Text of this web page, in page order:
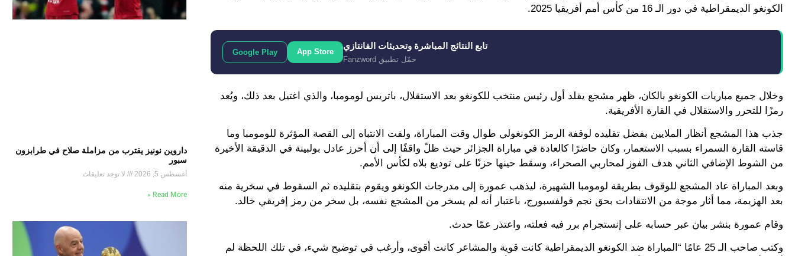
الكونغو الديمقراطية في دور الـ 16 من كأس أمم أفريقيا 2025.
تابع النتائج المباشرة وتحديثات الفانتازي
حمّل تطبيق Fanzword
App Store
Google Play
وخلال جميع مباريات الكونغو بالكان، ظهر مشجع يقلد أول رئيس منتخب للكونغو بعد الاستقلال، باتريس لومومبا، والذي اغتيل بعد ذلك، ويُعد
رمزًا للتحرر والاستقلال في القارة الأفريقية.
جذب هذا المشجع أنظار الملايين بفضل تقليده لوقفة الرمز الكونغولي طوال وقت المباراة، ولفت الانتباه إلى القصة المؤثرة للومومبا وما
قاسته القارة السمراء بسبب الاستعمار، وكان حاضرًا كالعادة في مباراة الجزائر حيث ظلّ واقفًا إلى أن أحرز عادل بولبينة في الدقيقة الأخيرة
من الشوط الإضافي الثاني هدف الفوز لمحاربي الصحراء، وسقط حينها حزنًا على توديع بلاه لكأس الأمم.
وبعد المباراة عاد المشجع للوقوف بطريقة لومومبا الشهيرة، ليذهب عمورة إلى مدرجات الكونغو ويقوم بتقليده ثم السقوط في سخرية منه
بعد الهزيمة، مما أثار موجة من الانتقادات بحق نجم فولفسبورج، باعتبار أنه لم يسخر من المشجع نفسه، بل سخر من رمز إفريقي خالد.
وقام عمورة بنشر بيان عبر حسابه على إنستجرام برر فيه فعلته، واعتذر عمّا حدث.
وكتب صاحب الـ 25 عامًا “المباراة ضد الكونغو الديمقراطية كانت قوية والمشاعر كانت أقوى، وأرغب في توضيح شيء، في تلك اللحظة لم
داروين نونيز يقترب من مزاملة صلاح في طرابزون
سبور
أغسطس 5, 2026 لا توجد تعليقات
Read More »